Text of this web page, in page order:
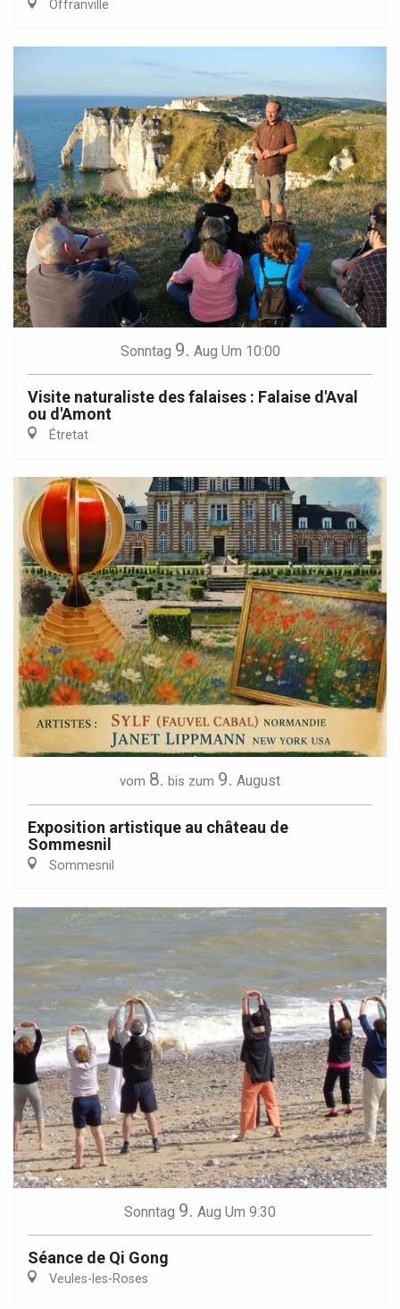
Offranville
Sonntag 9. Aug Um 10:00
Visite naturaliste des falaises : Falaise d'Aval
ou d'Amont
Étretat
vom 8. bis zum 9. August
Exposition artistique au château de
Sommesnil
Sommesnil
Sonntag 9. Aug Um 9:30
Séance de Qi Gong
Veules-les-Roses